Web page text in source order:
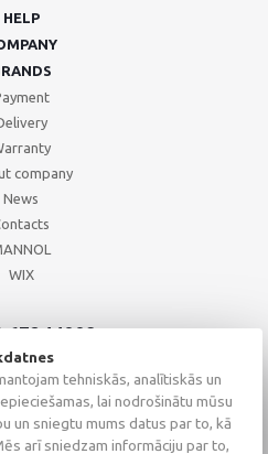
HELP
company
News
WIX
67244008
67271055
26002793tehniskās, analītiskās un
lai nodrošinātu mūsu
un sniegtu mums datus par to, kā
arī sniedzam informāciju par to,